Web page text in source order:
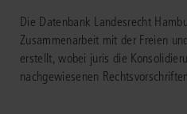
Die Datenbank Landesrecht
Zusammenarbeit mit der Freien
erstellt, wobei juris die
nachgewiesenen